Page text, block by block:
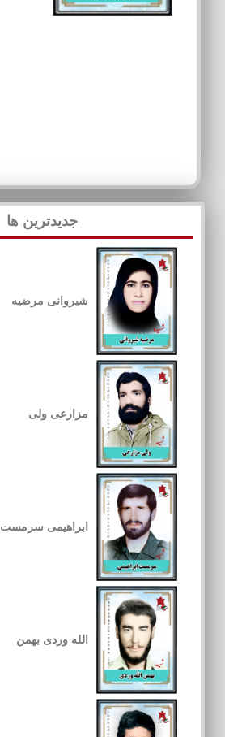
جدیدترین ها
شیروانی مرضیه
مزارعی ولی
ابراهیمی سرمست
الله وردی بهمن